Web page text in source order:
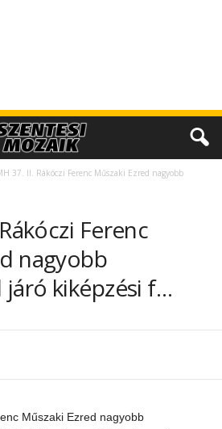
37. II. Rákóczi Ferenc Műszaki Ezred nagyobb
Ferenc
nagyobb
járó kiképzési f…
Műszaki Ezred nagyobb